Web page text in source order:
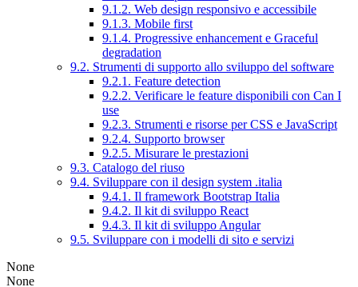
9.1.2. Web design responsivo e accessibile
9.1.3. Mobile first
9.1.4. Progressive enhancement e Graceful
degradation
9.2. Strumenti di supporto allo sviluppo del software
9.2.1. Feature detection
9.2.2. Verificare le feature disponibili con Can I
use
9.2.3. Strumenti e risorse per CSS e JavaScript
9.2.4. Supporto browser
9.2.5. Misurare le prestazioni
9.3. Catalogo del riuso
9.4. Sviluppare con il design system .italia
9.4.1. Il framework Bootstrap Italia
9.4.2. Il kit di sviluppo React
9.4.3. Il kit di sviluppo Angular
9.5. Sviluppare con i modelli di sito e servizi
None
None